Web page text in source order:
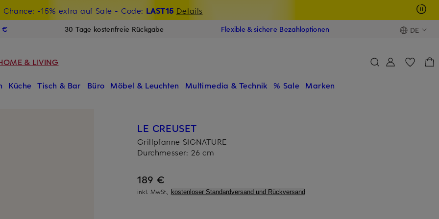
Chance: -15% extra auf Sale - Code: LAST15 Details
Willkommensgutschein mit Beyond sichern
€ 30 Tage kostenfreie Rückgabe Flexible & sichere Bezahloptionen DE
& LIVING
Küche Tisch & Bar Büro Möbel & Leuchten Multimedia & Technik % Sale Marken
LE CREUSET
Grillpfanne SIGNATURE
Durchmesser: 26 cm
189 €
inkl. MwSt., kostenloser Standardversand und Rückversand